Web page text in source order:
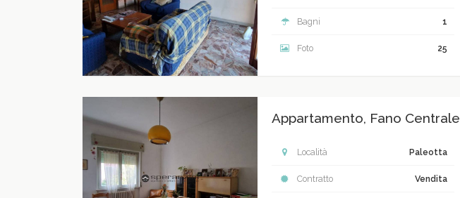
Bagni 1
Foto 25
Appartamento, Fano Centrale
Località Paleotta
Contratto Vendita